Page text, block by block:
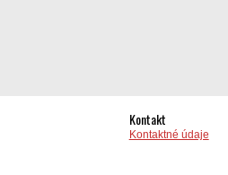
Kontakt
Kontaktné údaje